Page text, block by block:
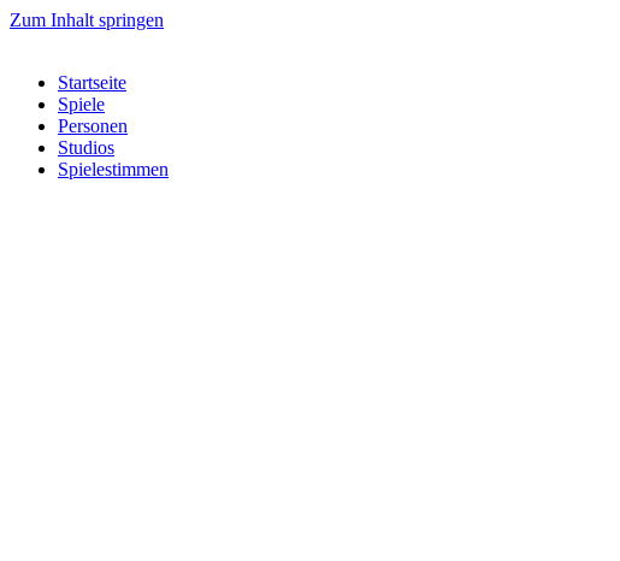
Zum Inhalt springen
Startseite
Spiele
Personen
Studios
Spielestimmen